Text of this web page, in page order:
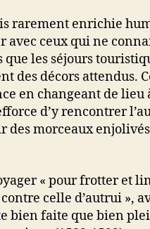
rarement enrichie
avec ceux qui ne
que les séjours
des décors attendus.
en changeant de
d’y rencontrer
des morceaux
« pour frotter et
celle d’autrui »,
bien faite que bien